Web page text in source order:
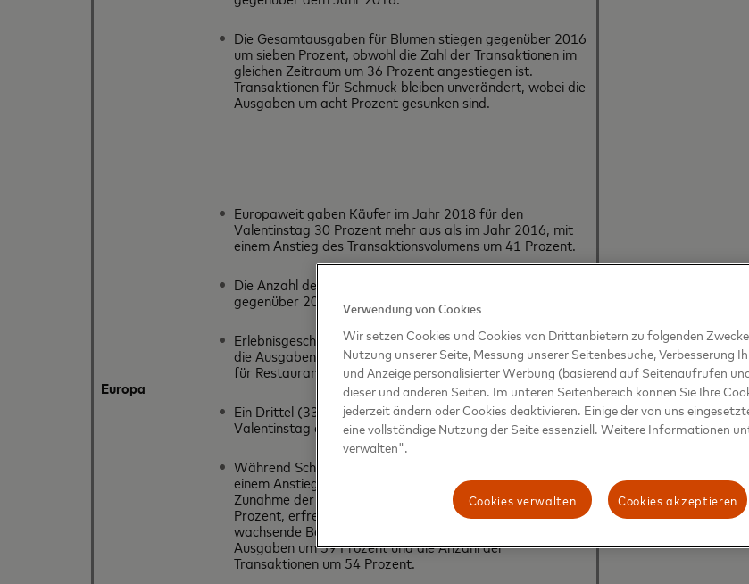
Die Gesamtausgaben für Blumen stiegen gegenüber 2016
um sieben Prozent, obwohl die Zahl der Transaktionen im
gleichen Zeitraum um 36 Prozent angestiegen ist.
Transaktionen für Schmuck bleiben unverändert, wobei die
Ausgaben um acht Prozent gesunken sind.
Europa
Europaweit gaben Käufer im Jahr 2018 für den
Valentinstag 30 Prozent mehr aus als im Jahr 2016, mit
einem Anstieg des Transaktionsvolumens um 41 Prozent.
Die Anzahl der Online-Einkäufe stieg um 74 Prozent
gegenüber 2016.
Erlebnisgeschenke zeigten einen deutlichen Anstieg, wobei
die Ausgaben für Hotels um 23 Prozent und die Ausgaben
für Restaurantbesuche um 15 Prozent anstiegen.
Ein Drittel (33 Prozent) der Ausgaben rund um den
Valentinstag entfielen 2018 auf Reisen.
Während Schmuckkäufe weitgehend stabil blieben, mit
einem Anstieg der Ausgaben um ein Prozent und einer
Zunahme der Anzahl der Transaktionen um sieben
Prozent, erfreuten sich Blumenhändler in Europa über
wachsende Beliebtheit: Im Jahr 2018 stiegen die
Ausgaben um 59 Prozent und die Anzahl der
Transaktionen um 54 Prozent.
Verwendung von Cookies
Wir setzen Cookies und Cookies von Drittanbietern zu folgenden
Nutzung unserer Seite, Messung unserer Seitenbesuche, Verbesserung
und Anzeige personalisierter Werbung (basierend auf Seitenaufrufen
dieser und anderen Seiten. Im unteren Seitenbereich können Sie Ihre
jederzeit ändern oder Cookies deaktivieren. Einige der von uns
eine vollständige Nutzung der Seite essenziell. Weitere Informationen
verwalten".
Cookies akzeptieren
Cookies verwalten